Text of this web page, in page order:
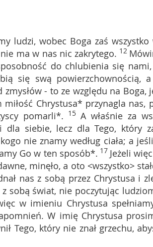
ludzi, wobec Boga zaś
ma w nas nic zakrytego. 12
do chlubienia się
się swą powierzchownością,
- to ze względu na Boga,
miłość Chrystusa* przynagla nas,
pomarli*. 15 A właśnie za
siebie, lecz dla Tego, który
nie znamy według ciała; a
Go w ten sposób*. 17 Jeżeli
minęło, a oto <wszystko>
nas z sobą przez Chrystusa i
sobą świat, nie poczytując
w imieniu Chrystusa
W imię Chrystusa
Tego, który nie znał grzechu,